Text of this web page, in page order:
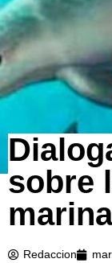
sobre
marina
Redaccion